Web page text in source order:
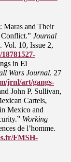
Maras and Their
Conflict.” Journal
. Vol. 10, Issue 2,
in El
Wars Journal. 27
jrnl/art/gangs-
John P. Sullivan,
Cartels,
Mexico and
Working
de l’homme.
FMSH-